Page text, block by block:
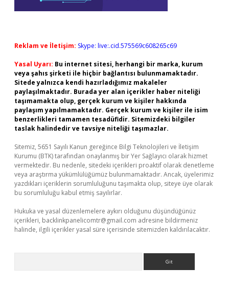
Reklam ve İletişim: Skype: live:.cid.575569c608265c69
Yasal Uyarı: Bu internet sitesi, herhangi bir marka, kurum
veya şahıs şirketi ile hiçbir bağlantısı bulunmamaktadır.
Sitede yalnızca kendi hazırladığımız makaleler
paylaşılmaktadır. Burada yer alan içerikler haber niteliği
taşımamakta olup, gerçek kurum ve kişiler hakkında
paylaşım yapılmamaktadır. Gerçek kurum ve kişiler ile isim
benzerlikleri tamamen tesadüfidir. Sitemizdeki bilgiler
taslak halindedir ve tavsiye niteliği taşımazlar.
Sitemiz, 5651 Sayılı Kanun gereğince Bilgi Teknolojileri ve İletişim
Kurumu (BTK) tarafından onaylanmış bir Yer Sağlayıcı olarak hizmet
vermektedir. Bu nedenle, sitedeki içerikleri proaktif olarak denetleme
veya araştırma yükümlülüğümüz bulunmamaktadır. Ancak, üyelerimiz
yazdıkları içeriklerin sorumluluğunu taşımakta olup, siteye üye olarak
bu sorumluluğu kabul etmiş sayılırlar.
Hukuka ve yasal düzenlemelere aykırı olduğunu düşündüğünüz
içerikleri, backlinkpanelicomtr@gmail.com adresine bildirmeniz
halinde, ilgili içerikler yasal süre içerisinde sitemizden kaldırılacaktır.